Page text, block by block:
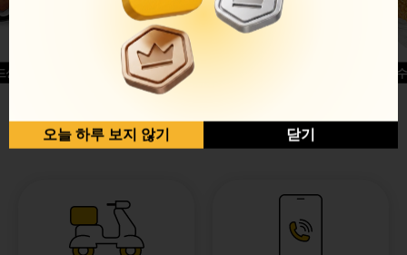
글윙
반반순살[레드+허니]
허니옥
오늘 하루 보지 않기 닫기